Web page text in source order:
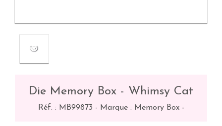
Die Memory Box - Whimsy Cat
Réf. : MB99873 - Marque : Memory Box -